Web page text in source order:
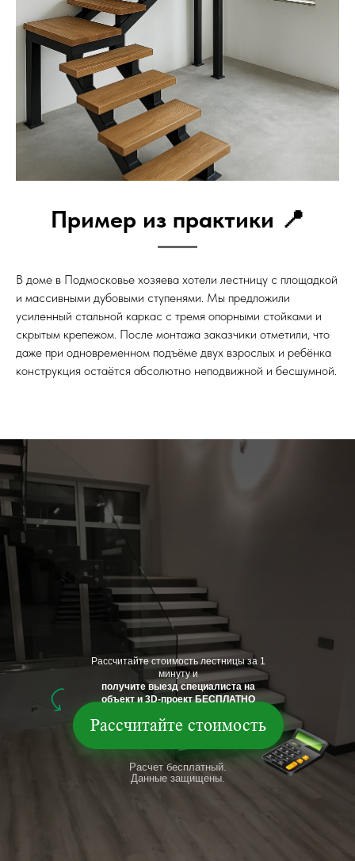
Пример из практики 📍
В доме в Подмосковье хозяева хотели лестницу с площадкой
и массивными дубовыми ступенями. Мы предложили
усиленный стальной каркас с тремя опорными стойками и
скрытым крепежом. После монтажа заказчики отметили, что
даже при одновременном подъёме двух взрослых и ребёнка
конструкция остаётся абсолютно неподвижной и бесшумной.
Рассчитайте стоимость
Расчет бесплатный.
Данные защищены.
Рассчитайте стоимость лестницы за 1
минуту и
получите выезд специалиста на
объект и 3D-проект БЕСПЛАТНО